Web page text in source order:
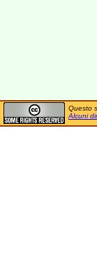
Questo
Alcuni